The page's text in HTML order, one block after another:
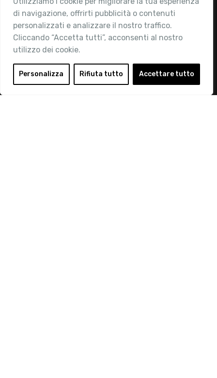
di navigazione, offrirti pubblicità o contenuti
personalizzati e analizzare il nostro traffico.
Cliccando “Accetta tutti”, acconsenti al nostro
utilizzo dei cookie.
Personalizza Rifiuta tutto Accettare tutto
Chi siamo
Attività
Contatti
Area Riservata
Login
Diventa Socio